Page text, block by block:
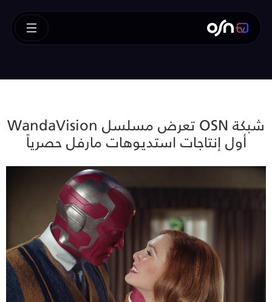
شبكة OSN تعرض مسلسل WandaVision
أول إنتاجات استديوهات مارفل حصرياً